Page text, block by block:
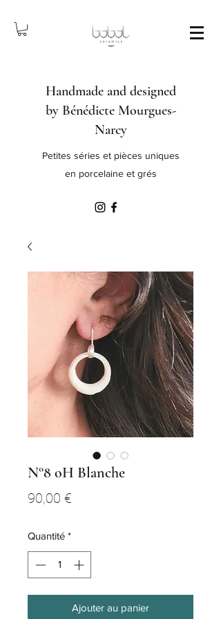
Handmade and designed
by Bénédicte Mourgues-
Narcy
Petites séries et pièces uniques
en porcelaine et grés
N°8 oH Blanche
90,00 €
Quantité *
Ajouter au panier